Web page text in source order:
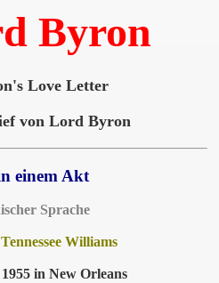
Byron
Love Letter
von Lord Byron
einem Akt
Sprache
Williams
in New Orleans